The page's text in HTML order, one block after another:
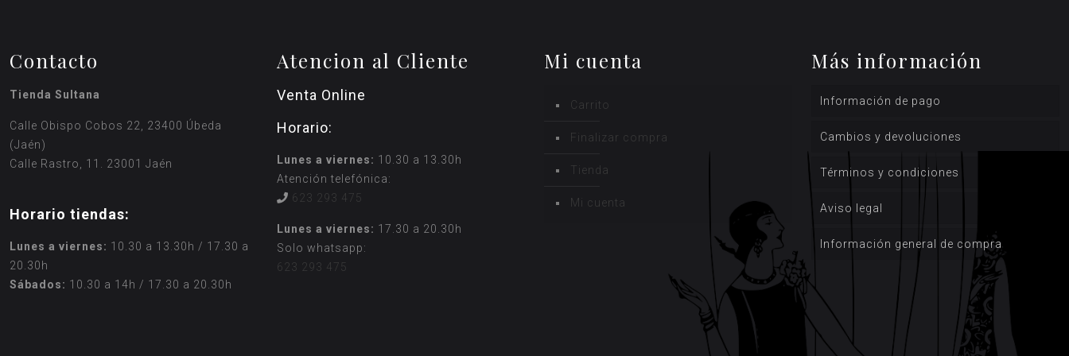
Contacto
Tienda Sultana
Calle Obispo Cobos 22, 23400 Úbeda
(Jaén)
Calle Rastro, 11. 23001 Jaén
Horario tiendas:
Lunes a viernes: 10.30 a 13.30h / 17.30 a
20.30h
Sábados: 10.30 a 14h / 17.30 a 20.30h
Atencion al Cliente
Venta Online
Horario:
Lunes a viernes: 10.30 a 13.30h
Atención telefónica:
623 293 475
Lunes a viernes: 17.30 a 20.30h
Solo whatsapp:
623 293 475
Mi cuenta
Carrito
Finalizar compra
Tienda
Mi cuenta
Más información
Información de pago
Cambios y devoluciones
Términos y condiciones
Aviso legal
Información general de compra